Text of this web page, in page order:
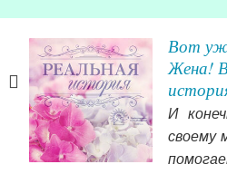
Вот
Жена!
И
своему